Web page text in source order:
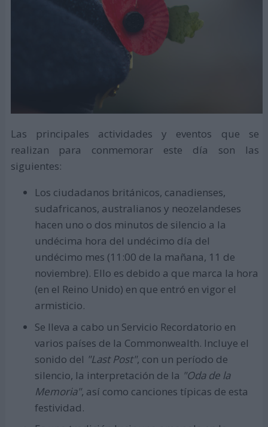
Las principales actividades y eventos que se
realizan para conmemorar este día son las
siguientes:
Los ciudadanos británicos, canadienses,
sudafricanos, australianos y neozelandeses
hacen uno o dos minutos de silencio a la
undécima hora del undécimo día del
undécimo mes (11:00 de la mañana, 11 de
noviembre). Ello es debido a que marca la hora
(en el Reino Unido) en que entró en vigor el
armisticio.
Se lleva a cabo un Servicio Recordatorio en
varios países de la Commonwealth. Incluye el
sonido del "Last Post", con un período de
silencio, la interpretación de la "Oda de la
Memoria", así como canciones típicas de esta
festividad.